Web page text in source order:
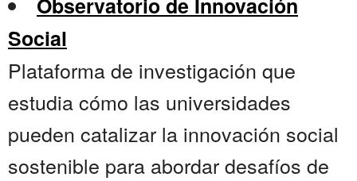
Social
Plataforma de investigación que
estudia cómo las universidades
pueden catalizar la innovación social
sostenible para abordar desafíos de